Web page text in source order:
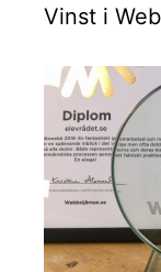
Vinst i